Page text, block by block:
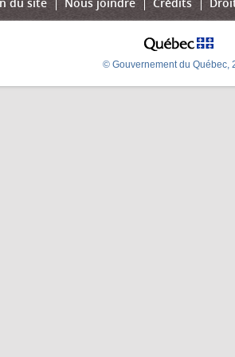
du site Nous joindre Crédits
© Gouvernement du Québec,